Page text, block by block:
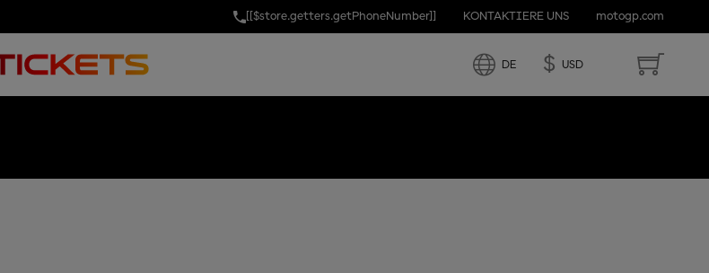
[[$store.getters.getPhoneNumber]] KONTAKTIERE UNS motogp.com
DE $ USD
UNITED STATES